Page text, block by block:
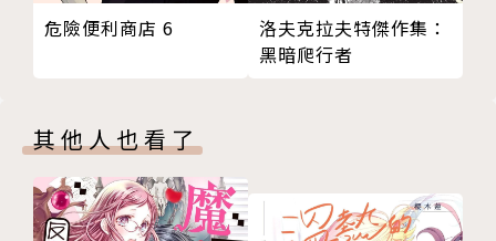
危險便利商店 6
洛夫克拉夫特傑作集：
黑暗爬行者
其他人也看了